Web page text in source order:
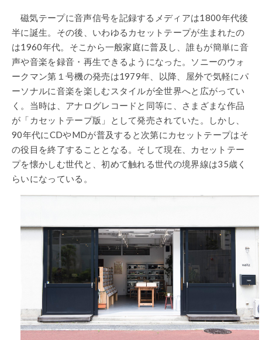
磁気テープに音声信号を記録するメディアは1800年代後
半に誕生。その後、いわゆるカセットテープが生まれたの
は1960年代。そこから一般家庭に普及し、誰もが簡単に音
声や音楽を録音・再生できるようになった。ソニーのウォ
ークマン第１号機の発売は1979年、以降、屋外で気軽にパ
ーソナルに音楽を楽しむスタイルが全世界へと広がってい
く。当時は、アナログレコードと同等に、さまざまな作品
が「カセットテープ版」として発売されていた。しかし、
90年代にCDやMDが普及すると次第にカセットテープはそ
の役目を終了することとなる。そして現在、カセットテー
プを懐かしむ世代と、初めて触れる世代の境界線は35歳く
らいになっている。